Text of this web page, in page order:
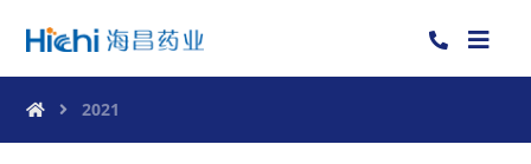
2021